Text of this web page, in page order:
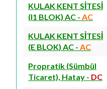
KULAK KENT SİTESİ
(I1 BLOK) AC - AC
KULAK KENT SİTESİ
(E BLOK) AC - AC
Propratik (Sümbül
Ticaret), Hatay - DC